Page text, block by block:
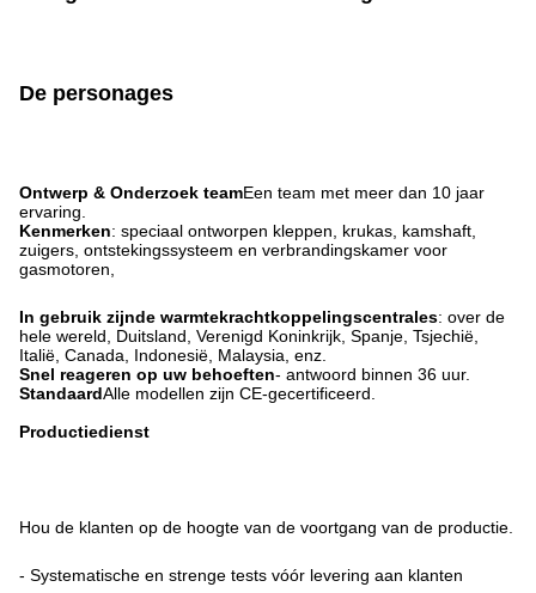
De personages
Ontwerp & Onderzoek teamEen team met meer dan 10 jaar
ervaring.
Kenmerken: speciaal ontworpen kleppen, krukas, kamshaft,
zuigers, ontstekingssysteem en verbrandingskamer voor
gasmotoren,
In gebruik zijnde warmtekrachtkoppelingscentrales: over de
hele wereld, Duitsland, Verenigd Koninkrijk, Spanje, Tsjechië,
Italië, Canada, Indonesië, Malaysia, enz.
Snel reageren op uw behoeften- antwoord binnen 36 uur.
StandaardAlle modellen zijn CE-gecertificeerd.
Productiedienst
Hou de klanten op de hoogte van de voortgang van de productie.
- Systematische en strenge tests vóór levering aan klanten